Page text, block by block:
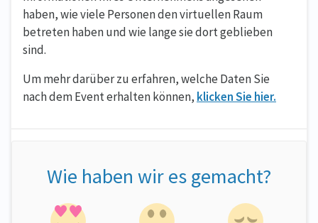
haben, wie viele Personen den virtuellen Raum
betreten haben und wie lange sie dort geblieben
sind.
Um mehr darüber zu erfahren, welche Daten Sie
nach dem Event erhalten können, klicken Sie hier.
Wie haben wir es gemacht?